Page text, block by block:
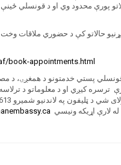
پورې محدود وي او د قونسلي
حالاتو کې د حضوري ملاقات وخت
book-appointments.html
پستي خدمتونو د همغږۍ، د